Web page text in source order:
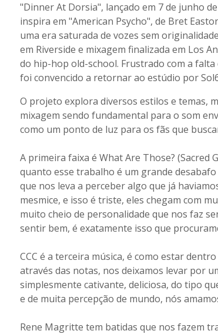
"Dinner At Dorsia", lançado em 7 de junho
inspira em "American Psycho", de Bret
uma era saturada de vozes sem
em Riverside e mixagem finalizada em Los
do hip-hop old-school. Frustrado com a
foi convencido a retornar ao estúdio por
O projeto explora diversos estilos e temas,
mixagem sendo fundamental para o som
como um ponto de luz para os fãs que
A primeira faixa é What Are Those? (Sacred
quanto esse trabalho é um grande
que nos leva a perceber algo que já
mesmice, e isso é triste, eles chegam com
muito cheio de personalidade que nos faz
sentir bem, é exatamente isso que
CCC é a terceira música, é como estar
através das notas, nos deixamos levar por
simplesmente cativante, deliciosa, do tipo
e de muita percepção de mundo, nós
Rene Magritte tem batidas que nos fazem